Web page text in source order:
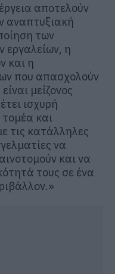
αποτελούν
αναπτυξιακή
των
εργαλείων, η
και η
που απασχολούν
μείζονος
ισχυρή
και
τις κατάλληλες
να
και να
τους σε ένα